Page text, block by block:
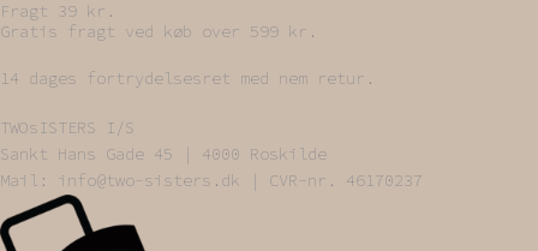
Fragt 39 kr.
Gratis fragt ved køb over 599 kr.
14 dages fortrydelsesret med nem retur.
TWOsISTERS I/S
Sankt Hans Gade 45 | 4000 Roskilde
Mail: info@two-sisters.dk | CVR-nr. 46170237